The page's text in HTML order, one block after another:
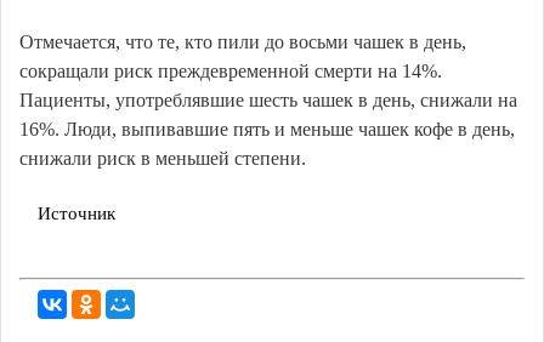
Отмечается, что те, кто пили до восьми чашек в день,
сокращали риск преждевременной смерти на 14%.
Пациенты, употреблявшие шесть чашек в день, снижали на
16%. Люди, выпивавшие пять и меньше чашек кофе в день,
снижали риск в меньшей степени.
Источник